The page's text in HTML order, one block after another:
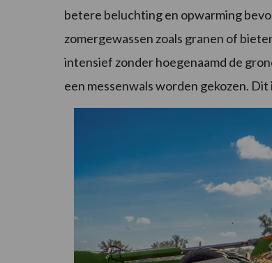
betere beluchting en opwarming
zomergewassen zoals granen of
intensief zonder hoegenaamd de
een messenwals worden gekozen.